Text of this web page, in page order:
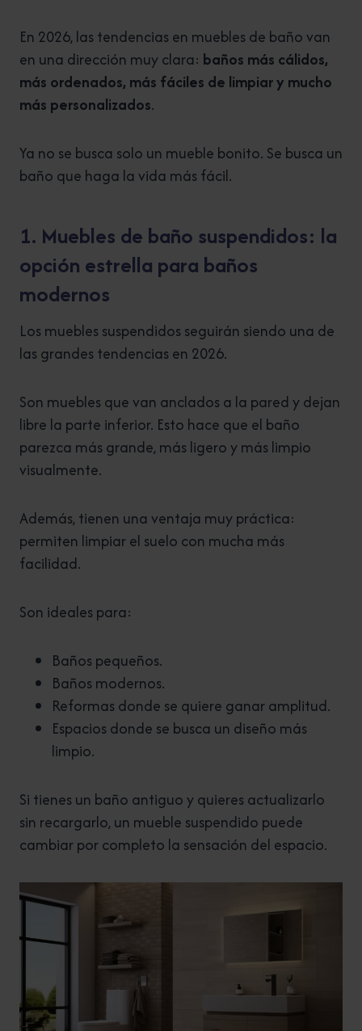
En 2026, las tendencias en muebles de baño van
en una dirección muy clara: baños más cálidos,
más ordenados, más fáciles de limpiar y mucho
más personalizados.
Ya no se busca solo un mueble bonito. Se busca un
baño que haga la vida más fácil.
1. Muebles de baño suspendidos: la
opción estrella para baños
modernos
Los muebles suspendidos seguirán siendo una de
las grandes tendencias en 2026.
Son muebles que van anclados a la pared y dejan
libre la parte inferior. Esto hace que el baño
parezca más grande, más ligero y más limpio
visualmente.
Además, tienen una ventaja muy práctica:
permiten limpiar el suelo con mucha más
facilidad.
Son ideales para:
Baños pequeños.
Baños modernos.
Reformas donde se quiere ganar amplitud.
Espacios donde se busca un diseño más
limpio.
Si tienes un baño antiguo y quieres actualizarlo
sin recargarlo, un mueble suspendido puede
cambiar por completo la sensación del espacio.